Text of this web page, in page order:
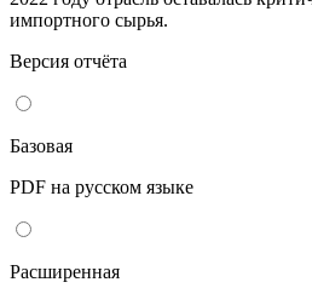
импортного сырья.
Версия отчёта
Базовая
PDF на русском языке
Расширенная